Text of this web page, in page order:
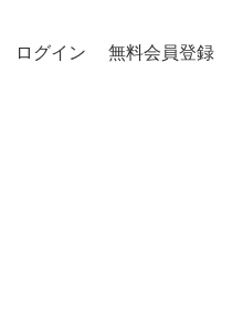
ログイン 無料会員登録